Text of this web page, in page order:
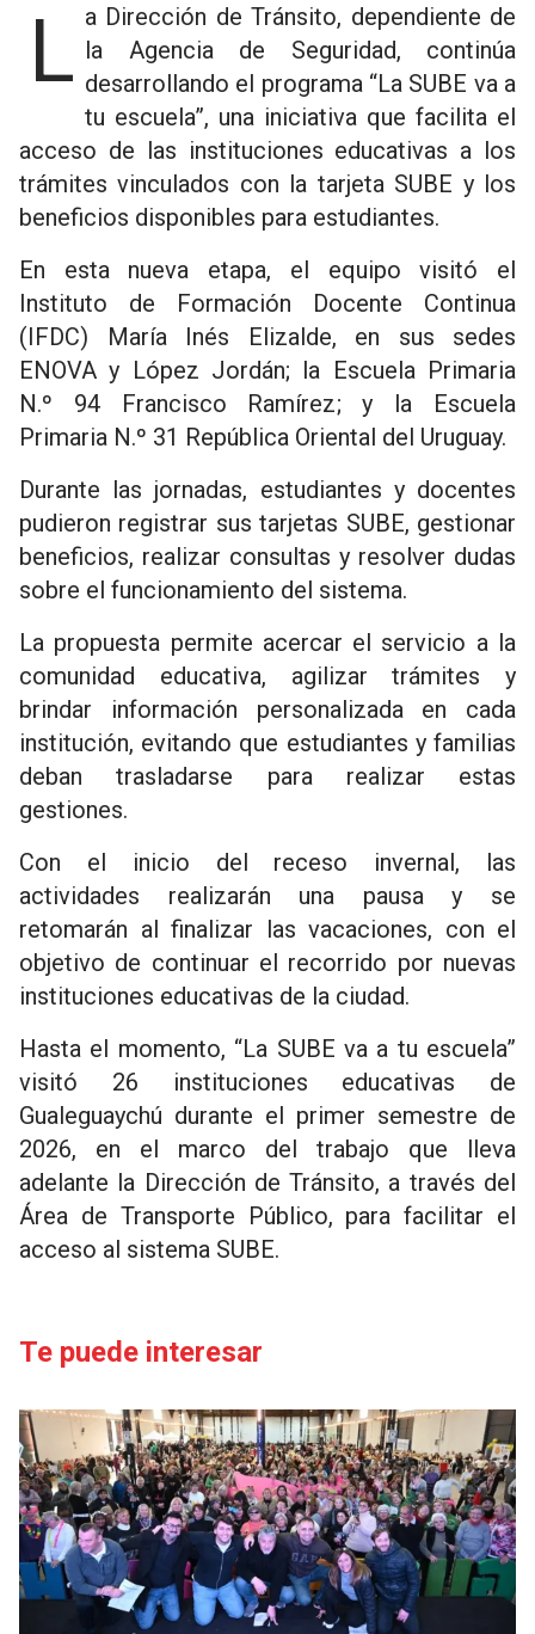
La Dirección de Tránsito, dependiente de la Agencia de Seguridad, continúa
desarrollando el programa “La SUBE va a
tu escuela”, una iniciativa que facilita el
acceso de las instituciones educativas a los
trámites vinculados con la tarjeta SUBE y los
beneficios disponibles para estudiantes.
En esta nueva etapa, el equipo visitó el
Instituto de Formación Docente Continua
(IFDC) María Inés Elizalde, en sus sedes
ENOVA y López Jordán; la Escuela Primaria
N.º 94 Francisco Ramírez; y la Escuela
Primaria N.º 31 República Oriental del Uruguay.
Durante las jornadas, estudiantes y docentes
pudieron registrar sus tarjetas SUBE, gestionar
beneficios, realizar consultas y resolver dudas
sobre el funcionamiento del sistema.
La propuesta permite acercar el servicio a la
comunidad educativa, agilizar trámites y
brindar información personalizada en cada
institución, evitando que estudiantes y familias
deban trasladarse para realizar estas
gestiones.
Con el inicio del receso invernal, las
actividades realizarán una pausa y se
retomarán al finalizar las vacaciones, con el
objetivo de continuar el recorrido por nuevas
instituciones educativas de la ciudad.
Hasta el momento, “La SUBE va a tu escuela”
visitó 26 instituciones educativas de
Gualeguaychú durante el primer semestre de
2026, en el marco del trabajo que lleva
adelante la Dirección de Tránsito, a través del
Área de Transporte Público, para facilitar el
acceso al sistema SUBE.
Te puede interesar